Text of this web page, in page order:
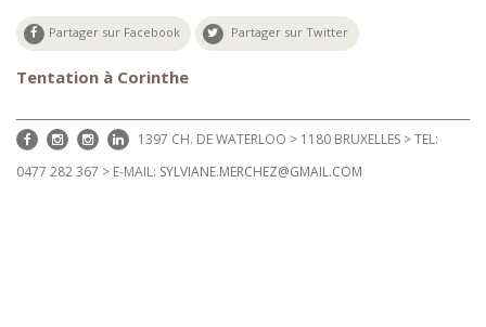
Partager sur Facebook Partager sur Twitter
Tentation à Corinthe
1397 CH. DE WATERLOO > 1180 BRUXELLES > TEL:
0477 282 367 > E-MAIL: SYLVIANE.MERCHEZ@GMAIL.COM